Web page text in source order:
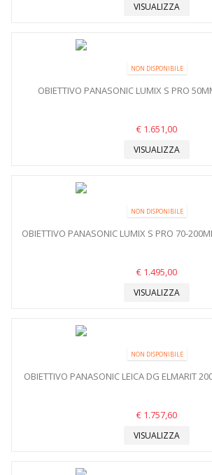
VISUALIZZA
NON DISPONIBILE
OBIETTIVO PANASONIC LUMIX S PRO
€ 1.651,00
VISUALIZZA
NON DISPONIBILE
OBIETTIVO PANASONIC LUMIX S PRO 70-
€ 1.495,00
VISUALIZZA
NON DISPONIBILE
OBIETTIVO PANASONIC LEICA DG ELMARIT
€ 1.757,60
VISUALIZZA